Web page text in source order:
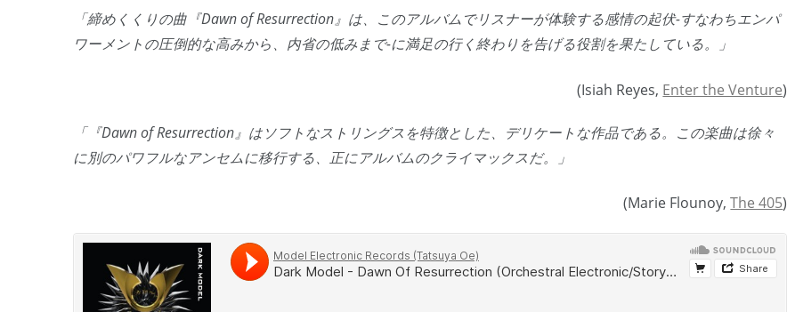
「締めくくりの曲『Dawn of Resurrection』は、このアルバムでリスナーが体験する感情の起伏-すなわちエンパ
ワーメントの圧倒的な高みから、内省の低みまで-に満足の行く終わりを告げる役割を果たしている。」
(Isiah Reyes, Enter the Venture)
「『Dawn of Resurrection』はソフトなストリングスを特徴とした、デリケートな作品である。この楽曲は徐々
に別のパワフルなアンセムに移行する、正にアルバムのクライマックスだ。」
(Marie Flounoy,The 405)